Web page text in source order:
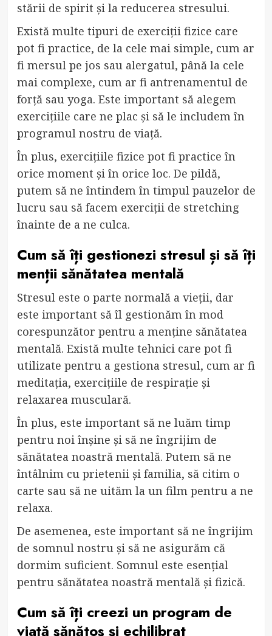
stării de spirit și la reducerea stresului.
Există multe tipuri de exerciții fizice care
pot fi practice, de la cele mai simple, cum ar
fi mersul pe jos sau alergatul, până la cele
mai complexe, cum ar fi antrenamentul de
forță sau yoga. Este important să alegem
exercițiile care ne plac și să le includem în
programul nostru de viață.
În plus, exercițiile fizice pot fi practice în
orice moment și în orice loc. De pildă,
putem să ne întindem în timpul pauzelor de
lucru sau să facem exerciții de stretching
înainte de a ne culca.
Cum să îți gestionezi stresul și să îți
menții sănătatea mentală
Stresul este o parte normală a vieții, dar
este important să îl gestionăm în mod
corespunzător pentru a menține sănătatea
mentală. Există multe tehnici care pot fi
utilizate pentru a gestiona stresul, cum ar fi
meditația, exercițiile de respirație și
relaxarea musculară.
În plus, este important să ne luăm timp
pentru noi înșine și să ne îngrijim de
sănătatea noastră mentală. Putem să ne
întâlnim cu prietenii și familia, să citim o
carte sau să ne uităm la un film pentru a ne
relaxa.
De asemenea, este important să ne îngrijim
de somnul nostru și să ne asigurăm că
dormim suficient. Somnul este esențial
pentru sănătatea noastră mentală și fizică.
Cum să îți creezi un program de
viață sănătos și echilibrat